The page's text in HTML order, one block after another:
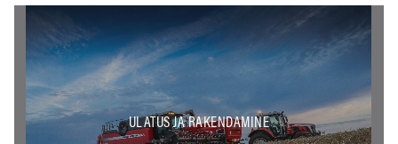
ULATUS JA RAKENDAMINE